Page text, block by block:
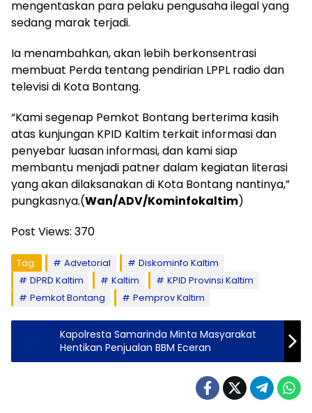
mengentaskan para pelaku pengusaha ilegal yang
sedang marak terjadi.
Ia menambahkan, akan lebih berkonsentrasi
membuat Perda tentang pendirian LPPL radio dan
televisi di Kota Bontang.
“Kami segenap Pemkot Bontang berterima kasih
atas kunjungan KPID Kaltim terkait informasi dan
penyebar luasan informasi, dan kami siap
membantu menjadi patner dalam kegiatan literasi
yang akan dilaksanakan di Kota Bontang nantinya,”
pungkasnya.(Wan/ADV/Kominfokaltim)
Post Views: 370
Tag: Advetorial
Diskominfo Kaltim
DPRD Kaltim
Kaltim
KPID Provinsi Kaltim
Pemkot Bontang
Pemprov Kaltim
Kapolresta Samarinda Minta Masyarakat
Hentikan Penjualan BBM Eceran